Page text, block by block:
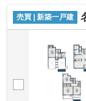
売買 | 新築一戸建